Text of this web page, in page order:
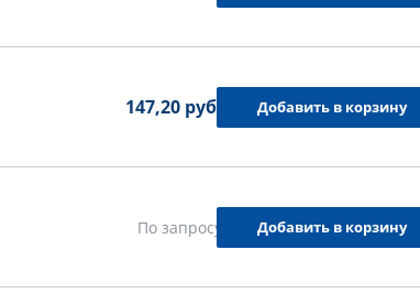
147,20 руб. Добавить в корзину
По запросу Добавить в корзину